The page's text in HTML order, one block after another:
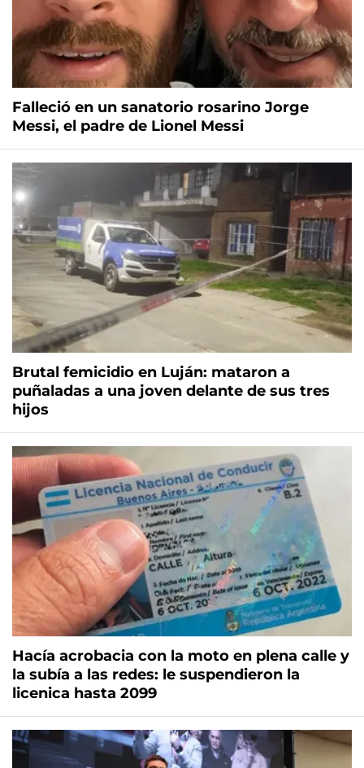
Falleció en un sanatorio rosarino Jorge
Messi, el padre de Lionel Messi
Brutal femicidio en Luján: mataron a
puñaladas a una joven delante de sus tres
hijos
Hacía acrobacia con la moto en plena calle y
la subía a las redes: le suspendieron la
licenica hasta 2099